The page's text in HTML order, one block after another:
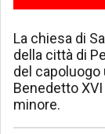
La chiesa di
della città di
del capoluogo
Benedetto
minore.